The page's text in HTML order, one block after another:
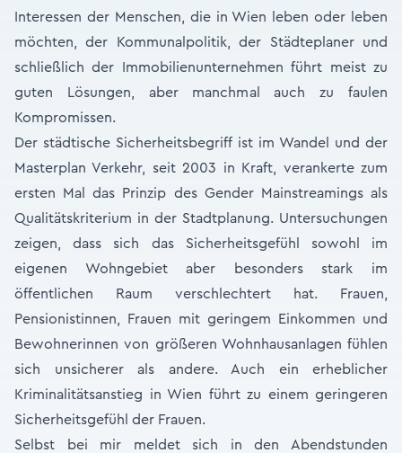
Interessen der Menschen, die in Wien leben oder leben
möchten, der Kommunalpolitik, der Städteplaner und
schließlich der Immobilienunternehmen führt meist zu
guten Lösungen, aber manchmal auch zu faulen
Kompromissen.
Der städtische Sicherheitsbegriff ist im Wandel und der
Masterplan Verkehr, seit 2003 in Kraft, verankerte zum
ersten Mal das Prinzip des Gender Mainstreamings als
Qualitätskriterium in der Stadtplanung. Untersuchungen
zeigen, dass sich das Sicherheitsgefühl sowohl im
eigenen Wohngebiet aber besonders stark im
öffentlichen Raum verschlechtert hat. Frauen,
Pensionistinnen, Frauen mit geringem Einkommen und
Bewohnerinnen von größeren Wohnhausanlagen fühlen
sich unsicherer als andere. Auch ein erheblicher
Kriminalitätsanstieg in Wien führt zu einem geringeren
Sicherheitsgefühl der Frauen.
Selbst bei mir meldet sich in den Abendstunden